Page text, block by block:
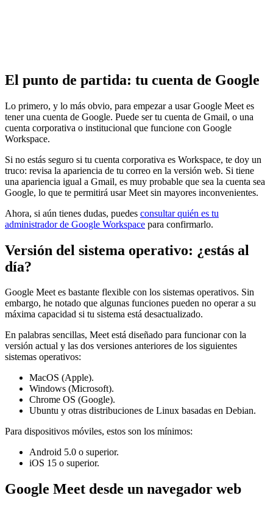
El punto de partida: tu cuenta de Google
Lo primero, y lo más obvio, para empezar a usar Google Meet es
tener una cuenta de Google. Puede ser tu cuenta de Gmail, o una
cuenta corporativa o institucional que funcione con Google
Workspace.
Si no estás seguro si tu cuenta corporativa es Workspace, te doy un
truco: revisa la apariencia de tu correo en la versión web. Si tiene
una apariencia igual a Gmail, es muy probable que sea la cuenta sea
Google, lo que te permitirá usar Meet sin mayores inconvenientes.
Ahora, si aún tienes dudas, puedes consultar quién es tu
administrador de Google Workspace para confirmarlo.
Versión del sistema operativo: ¿estás al
día?
Google Meet es bastante flexible con los sistemas operativos. Sin
embargo, he notado que algunas funciones pueden no operar a su
máxima capacidad si tu sistema está desactualizado.
En palabras sencillas, Meet está diseñado para funcionar con la
versión actual y las dos versiones anteriores de los siguientes
sistemas operativos:
MacOS (Apple).
Windows (Microsoft).
Chrome OS (Google).
Ubuntu y otras distribuciones de Linux basadas en Debian.
Para dispositivos móviles, estos son los mínimos:
Android 5.0 o superior.
iOS 15 o superior.
Google Meet desde un navegador web